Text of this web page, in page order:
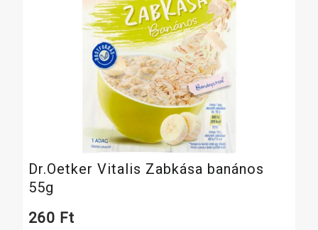
Dr.Oetker Vitalis Zabkása banános
55g
260 Ft